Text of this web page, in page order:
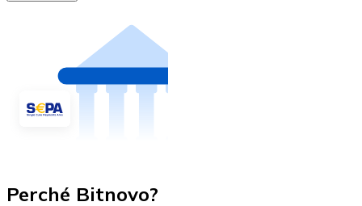
Perché Bitnovo?